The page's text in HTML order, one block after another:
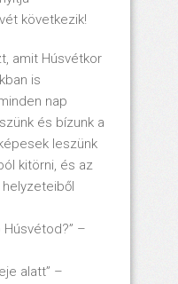
következik!
amit Húsvétkor
is
nap
és bízunk a
leszünk
kitörni, és az
Húsvétod?” –
alatt” –